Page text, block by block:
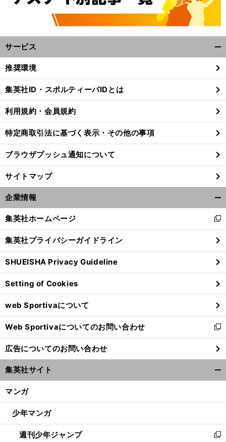
・
具
？
サービス
閉
る
推奨環境
集英社ID・スポルティーバIDとは
利用規約・会員規約
特定商取引法に基づく表示・その他の事項
ブラウザプッシュ通知について
サイトマップ
企業情報
閉
る
集英社ホームページ
新
し
い
ウ
ィ
ン
ド
ウ
で
開
く
集英社プライバシーガイドライン
SHUEISHA Privacy Guideline
Setting of Cookies
web Sportivaについて
Web Sportivaについてのお問い合わせ
新
し
い
ウ
ィ
ン
ウ
開
く
広告についてのお問い合わせ
集英社サイト
マンガ
少年マンガ
週刊少年ジャンプ
新